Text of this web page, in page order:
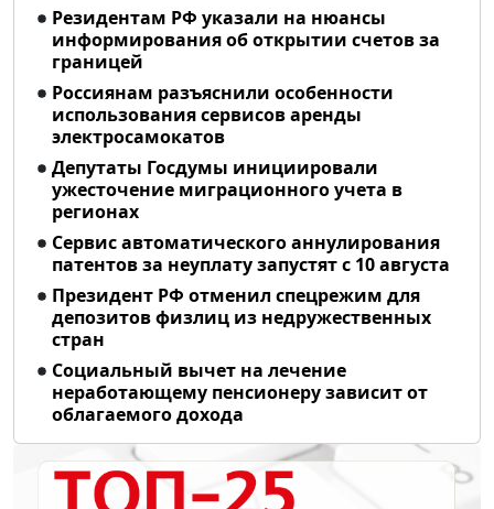
Резидентам РФ указали на нюансы
информирования об открытии счетов за
границей
Россиянам разъяснили особенности
использования сервисов аренды
электросамокатов
Депутаты Госдумы инициировали
ужесточение миграционного учета в
регионах
Сервис автоматического аннулирования
патентов за неуплату запустят с 10 августа
Президент РФ отменил спецрежим для
депозитов физлиц из недружественных
стран
Социальный вычет на лечение
неработающему пенсионеру зависит от
облагаемого дохода